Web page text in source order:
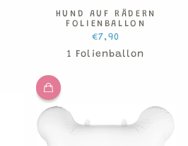
HUND AUF RÄDERN
FOLIENBALLON
€7,90
1 Folienballon